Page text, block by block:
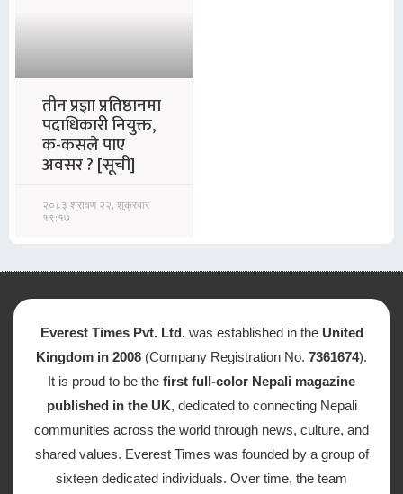
तीन प्रज्ञा प्रतिष्ठानमा
पदाधिकारी नियुक्त,
क-कसले पाए
अवसर ? [सूची]
२०८३ श्रावण २२, शुक्रबार
१९:१७
Everest Times Pvt. Ltd. was established in the United
Kingdom in 2008 (Company Registration No. 7361674).
It is proud to be the first full-color Nepali magazine
published in the UK, dedicated to connecting Nepali
communities across the world through news, culture, and
shared values. Everest Times was founded by a group of
sixteen dedicated individuals. Over time, the team